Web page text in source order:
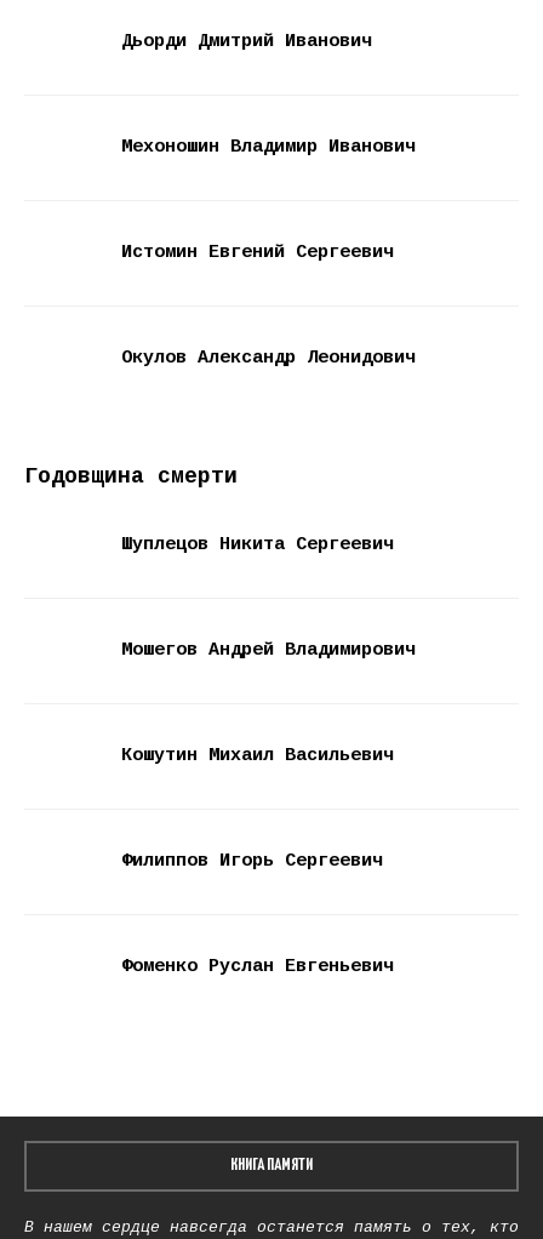
Дьорди Дмитрий Иванович
Мехоношин Владимир Иванович
Истомин Евгений Сергеевич
Окулов Александр Леонидович
Годовщина смерти
Шуплецов Никита Сергеевич
Мошегов Андрей Владимирович
Кошутин Михаил Васильевич
Филиппов Игорь Сергеевич
Фоменко Руслан Евгеньевич
КНИГА ПАМЯТИ
В нашем сердце навсегда останется память о тех, кто